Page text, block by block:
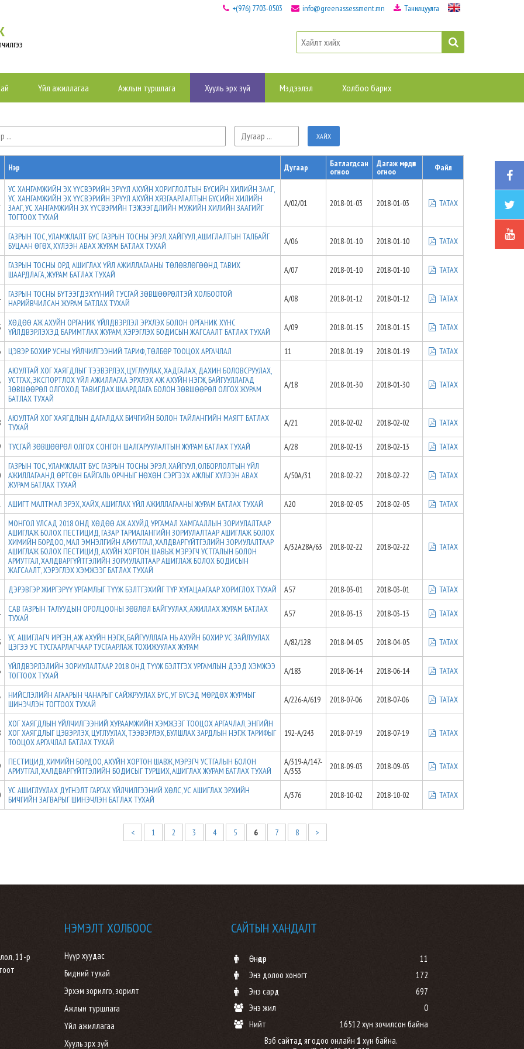
+(976) 7703-0503 info@greenassessment.mn Танилцуулга
Үйл ажиллагаа Ажлын туршлага Хууль эрх зүй Мэдээлэл Холбоо барих
Нэр Дугаар Батлагдсан
огноо
Дагаж мөрдөх
огноо Файл
УС ХАНГАМЖИЙН ЭХ ҮҮСВЭРИЙН ЭРҮҮЛ АХУЙН ХОРИГЛОЛТЫН БҮСИЙН ХИЛИЙН ЗААГ,
УС ХАНГАМЖИЙН ЭХ ҮҮСВЭРИЙН ЭРҮҮЛ АХУЙН ХЯЗГААРЛАЛТЫН БҮСИЙН ХИЛИЙН
ЗААГ, УС ХАНГАМЖИЙН ЭХ ҮҮСВЭРИЙН ТЭЖЭЭГДЛИЙН МУЖИЙН ХИЛИЙН ЗААГИЙГ
ТОГТООХ ТУХАЙ
А/02/01 2018-01-03 2018-01-03 ТАТАХ
ГАЗРЫН ТОС, УЛАМЖЛАЛТ БУС ГАЗРЫН ТОСНЫ ЭРЭЛ, ХАЙГУУЛ, АШИГЛАЛТЫН ТАЛБАЙГ
БУЦААН ӨГӨХ, ХҮЛЭЭН АВАХ ЖУРАМ БАТЛАХ ТУХАЙ
A/06 2018-01-10 2018-01-10 ТАТАХ
ГАЗРЫН ТОСНЫ ОРД АШИГЛАХ ҮЙЛ АЖИЛЛАГААНЫ ТӨЛӨВЛӨГӨӨНД ТАВИХ
ШААРДЛАГА, ЖУРАМ БАТЛАХ ТУХАЙ
A/07 2018-01-10 2018-01-10 ТАТАХ
ГАЗРЫН ТОСНЫ БҮТЭЭГДЭХҮҮНИЙ ТУСГАЙ ЗӨВШӨӨРӨЛТЭЙ ХОЛБООТОЙ
НАРИЙВЧИЛСАН ЖУРАМ БАТЛАХ ТУХАЙ
A/08 2018-01-12 2018-01-12 ТАТАХ
ХӨДӨӨ АЖ АХУЙН ОРГАНИК ҮЙЛДВЭРЛЭЛ ЭРХЛЭХ БОЛОН ОРГАНИК ХҮНС
ҮЙЛДВЭРЛЭХЭД БАРИМТЛАХ ЖУРАМ, ХЭРЭГЛЭХ БОДИСЫН ЖАГСААЛТ БАТЛАХ ТУХАЙ
A/09 2018-01-15 2018-01-15 ТАТАХ
ЦЭВЭР БОХИР УСНЫ ҮЙЛЧИЛГЭЭНИЙ ТАРИФ, ТӨЛБӨР ТООЦОХ АРГАЧЛАЛ 11 2018-01-19 2018-01-19 ТАТАХ
АЮУЛТАЙ ХОГ ХАЯГДЛЫГ ТЭЭВЭРЛЭХ, ЦУГЛУУЛАХ, ХАДГАЛАХ, ДАХИН БОЛОВСРУУЛАХ,
УСТГАХ, ЭКСПОРТЛОХ ҮЙЛ АЖИЛЛАГАА ЭРХЛЭХ АЖ АХУЙН НЭГЖ, БАЙГУУЛЛАГАД
ЗӨВШӨӨРӨЛ ОЛГОХОД ТАВИГДАХ ШААРДЛАГА БОЛОН ЗӨВШӨӨРӨЛ ОЛГОХ ЖУРАМ
БАТЛАХ ТУХАЙ
А/18 2018-01-30 2018-01-30 ТАТАХ
АЮУЛТАЙ ХОГ ХАЯГДЛЫН ДАГАЛДАХ БИЧГИЙН БОЛОН ТАЙЛАНГИЙН МАЯГТ БАТЛАХ
ТУХАЙ
А/21 2018-02-02 2018-02-02 ТАТАХ
ТУСГАЙ ЗӨВШӨӨРӨЛ ОЛГОХ СОНГОН ШАЛГАРУУЛАЛТЫН ЖУРАМ БАТЛАХ ТУХАЙ А/28 2018-02-13 2018-02-13 ТАТАХ
ГАЗРЫН ТОС, УЛАМЖЛАЛТ БУС ГАЗРЫН ТОСНЫ ЭРЭЛ, ХАЙГУУЛ, ОЛБОРЛОЛТЫН ҮЙЛ
АЖИЛЛАГААНД ӨРТСӨН БАЙГАЛЬ ОРЧНЫГ НӨХӨН СЭРГЭЭХ АЖЛЫГ ХҮЛЭЭН АВАХ
ЖУРАМ БАТЛАХ ТУХАЙ
А/50А/31 2018-02-22 2018-02-22 ТАТАХ
АШИГТ МАЛТМАЛ ЭРЭХ, ХАЙХ, АШИГЛАХ ҮЙЛ АЖИЛЛАГААНЫ ЖУРАМ БАТЛАХ ТУХАЙ A20 2018-02-05 2018-02-05 ТАТАХ
МОНГОЛ УЛСАД 2018 ОНД ХӨДӨӨ АЖ АХУЙД УРГАМАЛ ХАМГААЛЛЫН ЗОРИУЛАЛТААР
АШИГЛАЖ БОЛОХ ПЕСТИЦИД, ГАЗАР ТАРИАЛАНГИЙН ЗОРИУЛАЛТААР АШИГЛАЖ БОЛОХ
ХИМИЙН БОРДОО, МАЛ ЭМНЭЛГИЙН АРИУТГАЛ, ХАЛДВАРГҮЙТГЭЛИЙН ЗОРИУЛАЛТААР
АШИГЛАЖ БОЛОХ ПЕСТИЦИД, АХУЙН ХОРТОН, ШАВЬЖ МЭРЭГЧ УСТГАЛЫН БОЛОН
АРИУТГАЛ, ХАЛДВАРГҮЙТГЭЛИЙН ЗОРИУЛАЛТААР АШИГЛАЖ БОЛОХ БОДИСЫН
ЖАГСААЛТ, ХЭРЭГЛЭХ ХЭМЖЭЭГ БАТЛАХ ТУХАЙ
А/32А28А/63 2018-02-22 2018-02-22 ТАТАХ
ДЭРЭВГЭР ЖИРГЭРҮҮ УРГАМЛЫГ ТҮҮЖ БЭЛТГЭХИЙГ ТҮР ХУГАЦААГААР ХОРИГЛОХ ТУХАЙ A57 2018-03-01 2018-03-01 ТАТАХ
САВ ГАЗРЫН ТАЛУУДЫН ОРОЛЦООНЫ ЗӨВЛӨЛ БАЙГУУЛАХ, АЖИЛЛАХ ЖУРАМ БАТЛАХ
ТУХАЙ
А57 2018-03-13 2018-03-13 ТАТАХ
УС АШИГЛАГЧ ИРГЭН, АЖ АХУЙН НЭГЖ, БАЙГУУЛЛАГА НЬ АХУЙН БОХИР УС ЗАЙЛУУЛАХ
ЦЭГЭЭ УС ТУСГААРЛАГЧААР ТУСГААРЛАЖ ТОХИЖУУЛАХ ЖУРАМ
A/82/128 2018-04-05 2018-04-05 ТАТАХ
ҮЙЛДВЭРЛЭЛИЙН ЗОРИУЛАЛТААР 2018 ОНД ТҮҮЖ БЭЛТГЭХ УРГАМЛЫН ДЭЭД ХЭМЖЭЭ
ТОГТООХ ТУХАЙ
A/183 2018-06-14 2018-06-14 ТАТАХ
НИЙСЛЭЛИЙН АГААРЫН ЧАНАРЫГ САЙЖРУУЛАХ БҮС, УГ БҮСЭД МӨРДӨХ ЖУРМЫГ
ШИНЭЧЛЭН ТОГТООХ ТУХАЙ
А/226-А/619 2018-07-06 2018-07-06 ТАТАХ
ХОГ ХАЯГДЛЫН ҮЙЛЧИЛГЭЭНИЙ ХУРААМЖИЙН ХЭМЖЭЭГ ТООЦОХ АРГАЧЛАЛ, ЭНГИЙН
ХОГ ХАЯГДЛЫГ ЦЭВЭРЛЭХ, ЦУГЛУУЛАХ, ТЭЭВЭРЛЭХ, БУЛШЛАХ ЗАРДЛЫН НЭГЖ ТАРИФЫГ
ТООЦОХ АРГАЧЛАЛ БАТЛАХ ТУХАЙ
192-А/243 2018-07-19 2018-07-19 ТАТАХ
ПЕСТИЦИД, ХИМИЙН БОРДОО, АХУЙН ХОРТОН ШАВЖ, МЭРЭГЧ УСТГАЛЫН БОЛОН
АРИУТГАЛ, ХАЛДВАРГҮЙТГЭЛИЙН БОДИСЫГ ТУРШИХ, АШИГЛАХ ЖУРАМ БАТЛАХ ТУХАЙ
А/319-А/147-
А/353
2018-09-03 2018-09-03 ТАТАХ
УС АШИГЛУУЛАХ ДҮГНЭЛТ ГАРГАХ ҮЙЛЧИЛГЭЭНИЙ ХӨЛС, УС АШИГЛАХ ЭРХИЙН
БИЧГИЙН ЗАГВАРЫГ ШИНЭЧЛЭН БАТЛАХ ТУХАЙ
А/376 2018-10-02 2018-10-02 ТАТАХ
< 1 2 3 4 5 6 7 8 >
11-р
НЭМЭЛТ ХОЛБООС
Нүүр хуудас
Бидний тухай
Эрхэм зорилго, зорилт
Ажлын туршлага
Үйл ажиллагаа
Хууль эрх зүй
САЙТЫН ХАНДАЛТ
Өнөөдөр
11
Энэ долоо хоногт
172
Энэ сард
697
Энэ жил
0
Нийт
16512 хүн зочилсон байна
Вэб сайтад яг одоо онлайн 1 хүн байна.